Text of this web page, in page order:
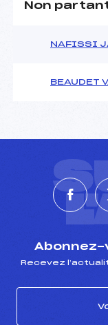
Non
NAFISSI
BEAUDET
Abonnez-
Recevez